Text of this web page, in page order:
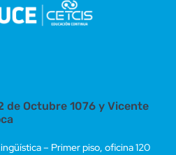
de Octubre 1076 y Vicente
– Primer piso, oficina 120